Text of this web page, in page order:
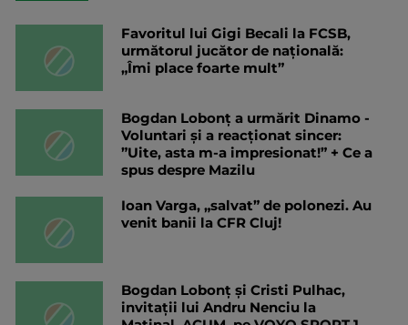
Favoritul lui Gigi Becali la FCSB,
următorul jucător de națională:
„Îmi place foarte mult”
Bogdan Lobonț a urmărit Dinamo -
Voluntari și a reacționat sincer:
”Uite, asta m-a impresionat!” + Ce a
spus despre Mazilu
Ioan Varga, „salvat” de polonezi. Au
venit banii la CFR Cluj!
Bogdan Lobonț și Cristi Pulhac,
invitații lui Andru Nenciu la